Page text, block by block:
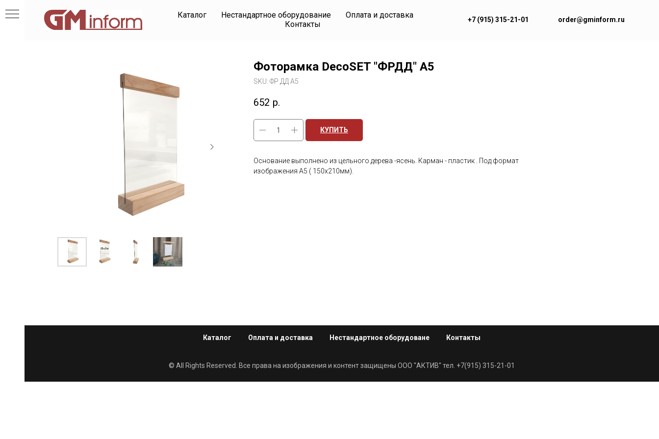
Каталог Нестандартное оборудование
Оплата и доставка
Контакты
+7 (915) 315-21-01 order@gminform.ru
Фоторамка DecoSET "ФРДД" А5
SKU: ФР ДД А5
652 р.
КУПИТЬ
Основание выполнено из цельного дерева -ясень. Карман - пластик . Под формат
изображения А5 ( 150х210мм).
Каталог Оплата и доставка Нестандартное оборудоване Контакты
© All Rights Reserved. Все права на изображения и контент защищены ООО "АКТИВ" тел. +7(915) 315-21-01